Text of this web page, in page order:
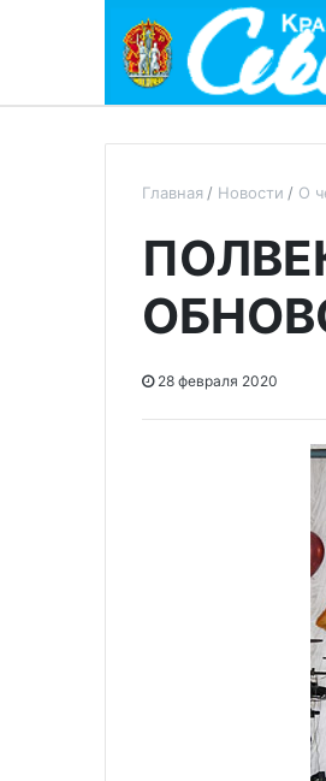
Главная Новости О
28 февраля 2020